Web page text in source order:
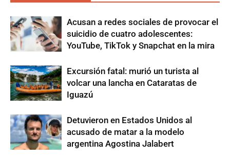
Acusan a redes sociales de provocar el
suicidio de cuatro adolescentes:
YouTube, TikTok y Snapchat en la mira
Excursión fatal: murió un turista al
volcar una lancha en Cataratas de
Iguazú
Detuvieron en Estados Unidos al
acusado de matar a la modelo
argentina Agostina Jalabert